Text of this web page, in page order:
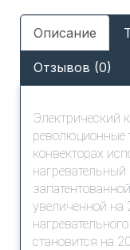
Описание
Отзывов (0)
Электрический
революционные
конвекторах
увеличенной на
становится на